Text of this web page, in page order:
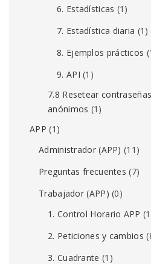
6. Estadísticas (1)
7. Estadística diaria (1)
8. Ejemplos prácticos
9. API (1)
7.8 Resetear
anónimos (1)
APP (1)
Administrador (APP) (11)
Preguntas frecuentes (7)
Trabajador (APP) (0)
1. Control Horario APP
2. Peticiones y cambios
3. Cuadrante (1)